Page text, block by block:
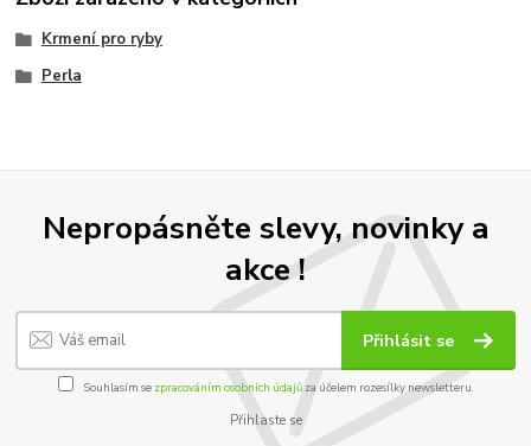
Krmení pro ryby
Perla
Nepropásněte slevy, novinky a
akce !
Přihlásit se
Souhlasím se zpracováním osobních údajůza účelem rozesílky newsletteru.
Přihlaste se